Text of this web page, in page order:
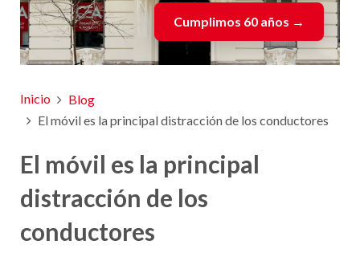
Cumplimos 60 años →
Inicio
Blog
El móvil es la principal distracción de los conductores
El móvil es la principal
distracción de los
conductores